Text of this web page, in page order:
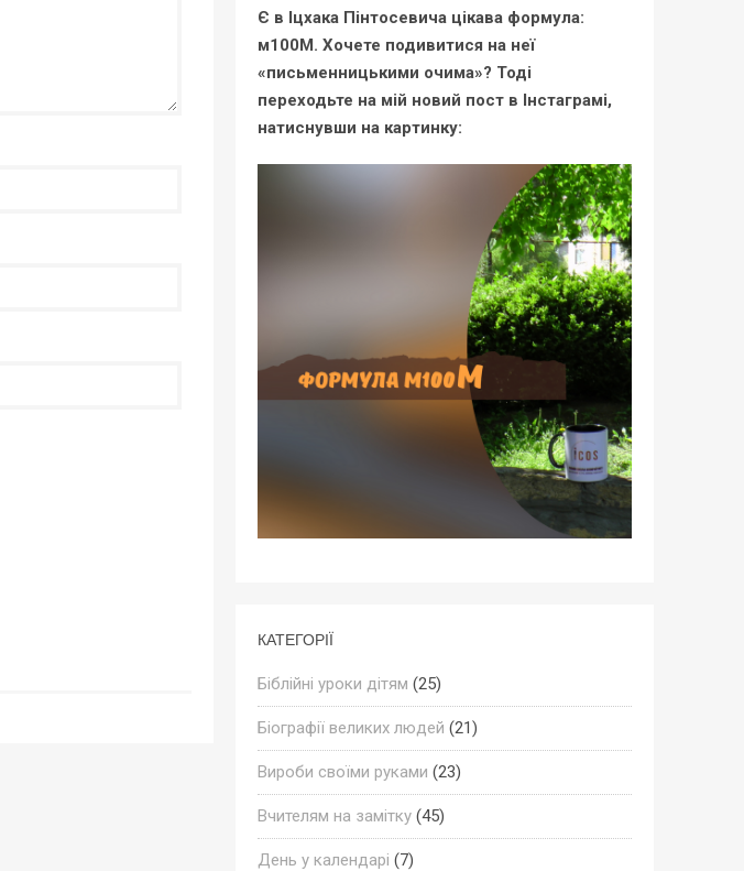
Є в Іцхака Пінтосевича цікава формула:
м100М. Хочете подивитися на неї
«письменницькими очима»? Тоді
переходьте на мій новий пост в Інстаграмі,
натиснувши на картинку:
КАТЕГОРІЇ
Біблійні уроки дітям (25)
Біографії великих людей (21)
Вироби своїми руками (23)
Вчителям на замітку(45)
День у календарі (7)